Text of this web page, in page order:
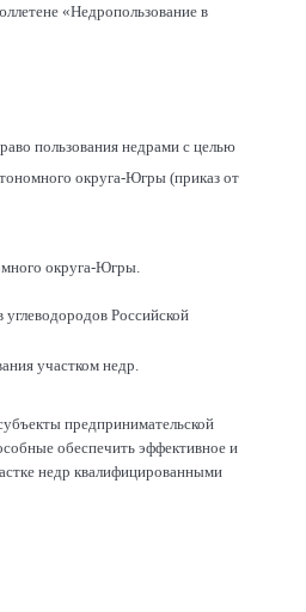
«Недропользование в
пользования недрами с целью
округа-Югры (приказ от
округа-Югры.
Российской
участком недр.
предпринимательской
обеспечить эффективное и
недр квалифицированными